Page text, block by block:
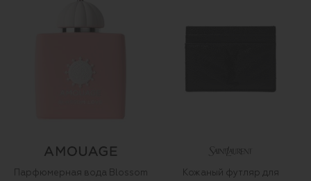
Парфюмерная вода Blossom
Кожаный футляр для